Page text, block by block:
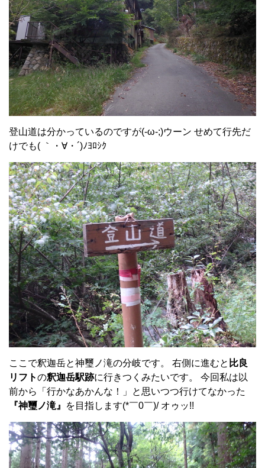
登山道は分かっているのですが(-ω-;)ウーン せめて行先だ
けでも( ｀・∀・´)ﾉﾖﾛｼｸ
ここで釈迦岳と神璽ノ滝の分岐です。 右側に進むと 比良
リフトの釈迦岳駅跡に行きつくみたいです。 今回私は以
前から「行かなあかんな！」と思いつつ行けてなかった
『神璽ノ滝』
を目指します(*￣0￣)/ オゥッ!!